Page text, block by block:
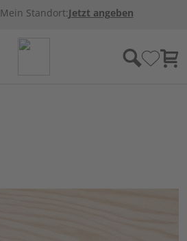
Mein Standort:Jetzt angeben